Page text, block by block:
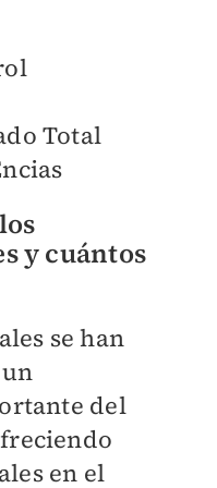
Total
y cuántos
se han
del
en el